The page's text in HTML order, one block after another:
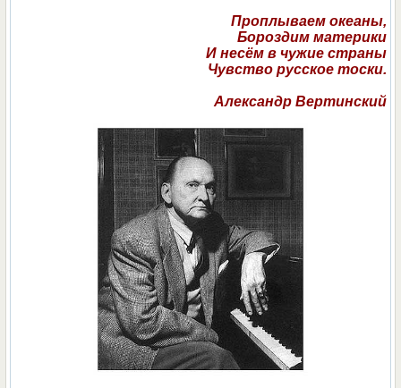
Проплываем океаны,
Бороздим материки
И несём в чужие страны
Чувство русское тоски.
Александр Вертинский